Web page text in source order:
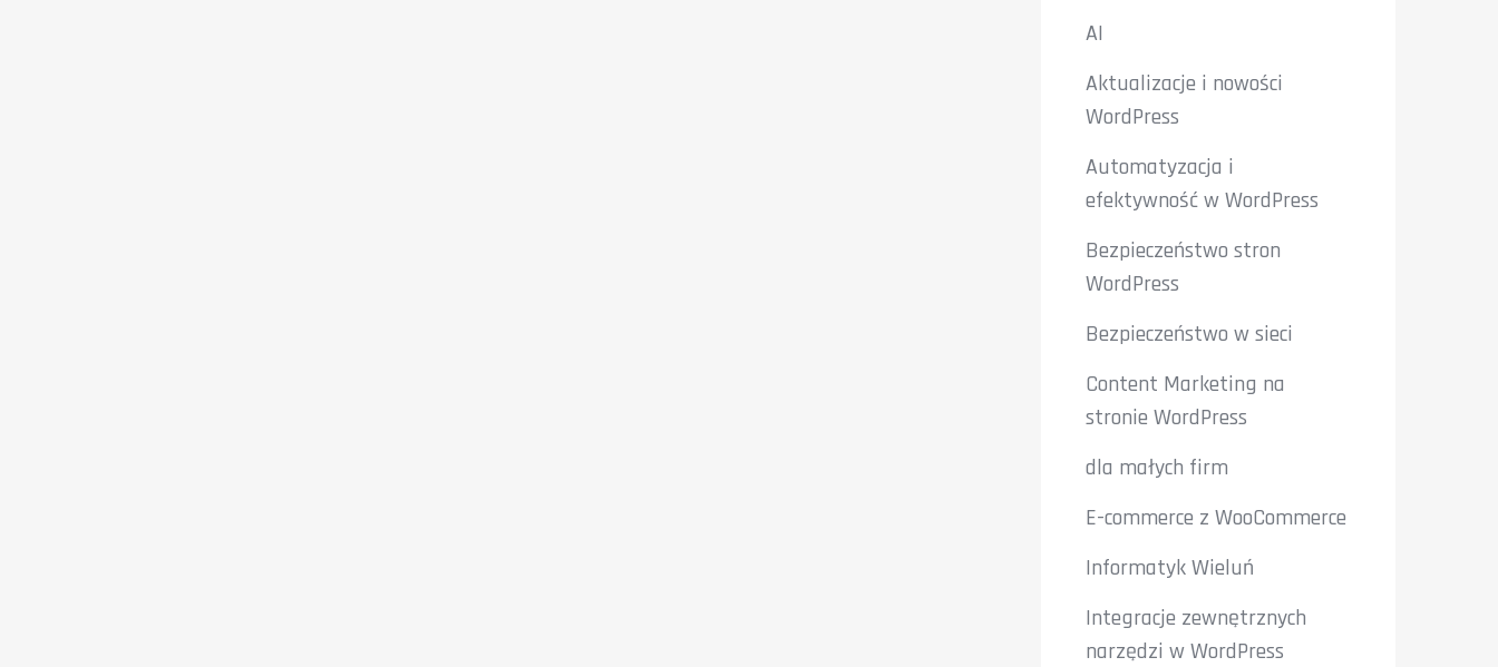
AI
Aktualizacje i nowości
WordPress
Automatyzacja i
efektywność w WordPress
Bezpieczeństwo stron
WordPress
Bezpieczeństwo w sieci
Content Marketing na
stronie WordPress
dla małych firm
E-commerce z WooCommerce
Informatyk Wieluń
Integracje zewnętrznych
narzędzi w WordPress